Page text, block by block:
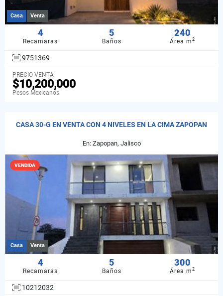
Casa Venta
4
Recamaras
5
Baños
240
Área m2
9751369
PRECIO VENTA
$10,200,000
Pesos Mexicanos
CASA 30-G EN VENTA CON 4 NIVELES EN LA CIMA ZAPOPAN
En: Zapopan, Jalisco
VENDIDA
Casa Venta
4
Recamaras
5
Baños
300
Área m2
10212032